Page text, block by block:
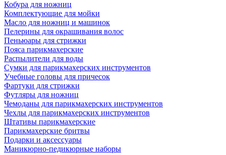
Кобура для ножниц
Комплектующие для мойки
Масло для ножниц и машинок
Пелерины для окрашивания волос
Пеньюары для стрижки
Пояса парикмахерские
Распылители для воды
Сумки для парикмахерских инструментов
Учебные головы для причесок
Фартуки для стрижки
Футляры для ножниц
Чемоданы для парикмахерских инструментов
Чехлы для парикмахерских инструментов
Штативы парикмахерские
Парикмахерские бритвы
Подарки и аксессуары
Маникюрно-педикюрные наборы